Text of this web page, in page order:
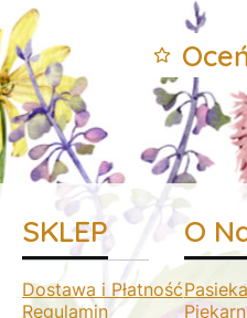
SKLEP
Dostawa i Płatność
Regulamin
O
Pasieka